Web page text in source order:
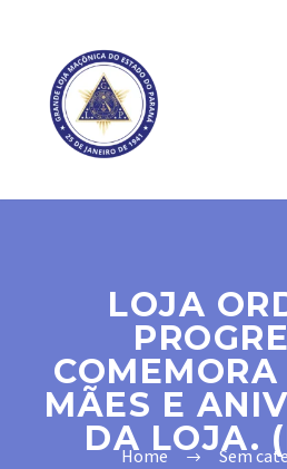
LOJA
MÃES E
DA LOJA.
Home
Sem